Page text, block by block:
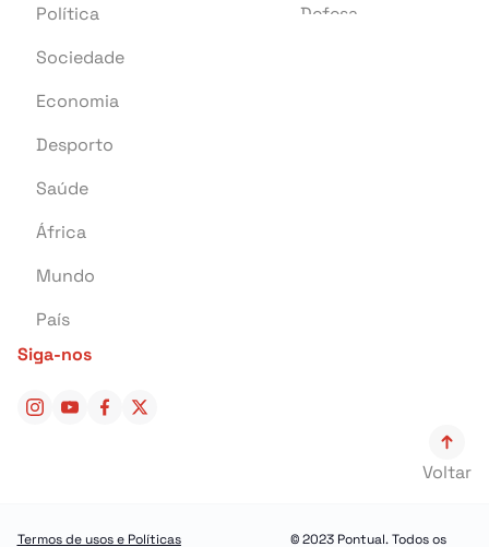
Política
Sociedade
Economia
Desporto
Saúde
África
Mundo
País
Defesa
Construção
Siga-nos
Voltar
Termos de usos e Políticas © 2023 Pontual. Todos os